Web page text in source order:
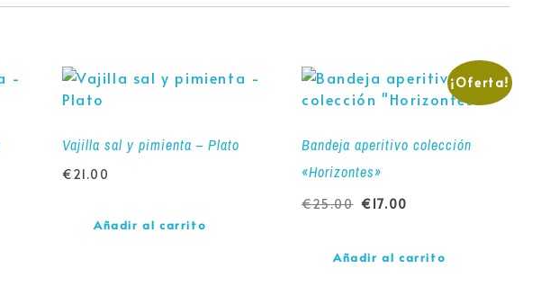
Vajilla sal y pimienta – Plato
€21.00
Añadir al carrito
¡Oferta!
Bandeja aperitivo colección
«Horizontes»
€25.00 € 17.00
Añadir al carrito